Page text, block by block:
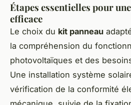
Étapes essentielles pour
efficace
Le choix du kit panneau
la compréhension du
photovoltaïques et des
Une installation système
vérification de la conformité